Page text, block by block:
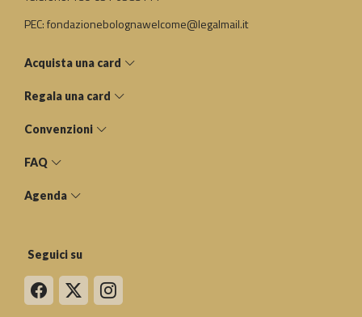
PEC: fondazionebolognawelcome@legalmail.it
Acquista una card
Regala una card
Convenzioni
FAQ
Agenda
Seguici su